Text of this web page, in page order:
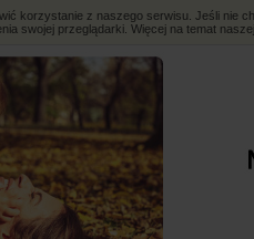
korzystanie z naszego serwisu. Jeśli nie
swojej przeglądarki. Więcej na temat